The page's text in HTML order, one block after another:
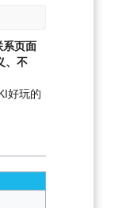
系页面
、不
好玩的